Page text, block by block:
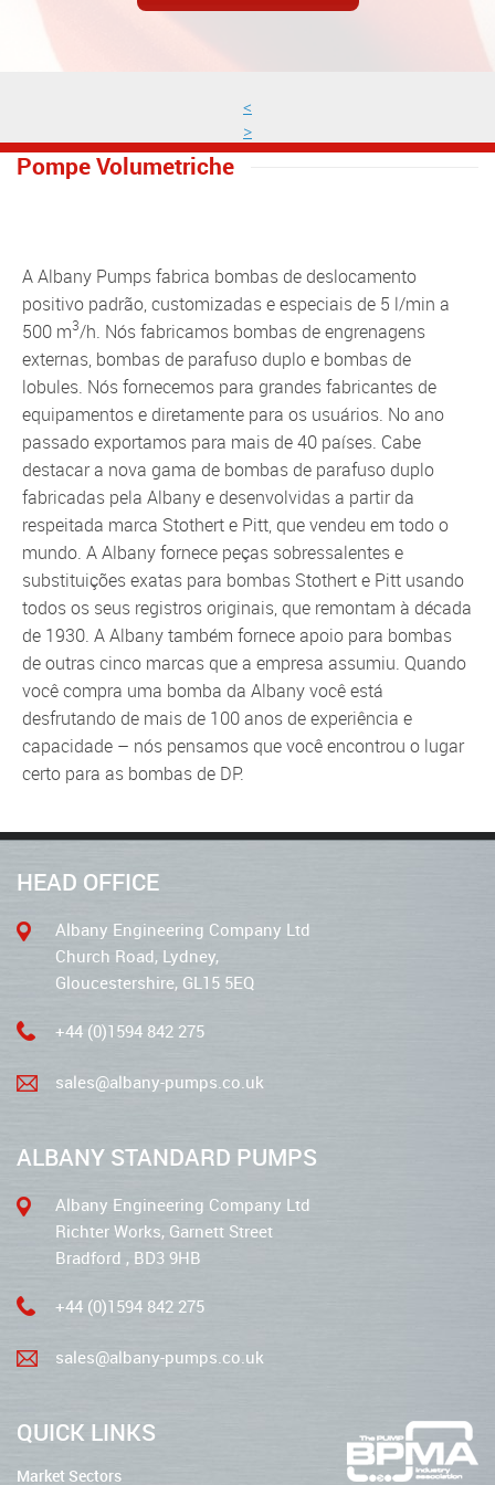
<
>
Pompe Volumetriche
A Albany Pumps fabrica bombas de deslocamento
positivo padrão, customizadas e especiais de 5 l/min a
500 m3/h. Nós fabricamos bombas de engrenagens
externas, bombas de parafuso duplo e bombas de
lobules. Nós fornecemos para grandes fabricantes de
equipamentos e diretamente para os usuários. No ano
passado exportamos para mais de 40 países. Cabe
destacar a nova gama de bombas de parafuso duplo
fabricadas pela Albany e desenvolvidas a partir da
respeitada marca Stothert e Pitt, que vendeu em todo o
mundo. A Albany fornece peças sobressalentes e
substituições exatas para bombas Stothert e Pitt usando
todos os seus registros originais, que remontam à década
de 1930. A Albany também fornece apoio para bombas
de outras cinco marcas que a empresa assumiu. Quando
você compra uma bomba da Albany você está
desfrutando de mais de 100 anos de experiência e
capacidade – nós pensamos que você encontrou o lugar
certo para as bombas de DP.
HEAD OFFICE
Albany Engineering Company Ltd
Church Road, Lydney,
Gloucestershire, GL15 5EQ
+44 (0)1594 842 275
sales@albany-pumps.co.uk
ALBANY STANDARD PUMPS
Albany Engineering Company Ltd
Richter Works, Garnett Street
Bradford , BD3 9HB
+44 (0)1594 842 275
sales@albany-pumps.co.uk
QUICK LINKS
Market Sectors